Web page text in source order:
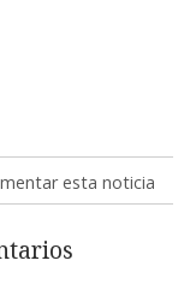
esta noticia